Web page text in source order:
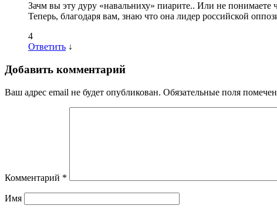
Зачм вы эту дуру «навальниху» пиарите.. Или не понимаете
Теперь, благодаря вам, знаю что она лидер российской
4
Ответить ↓
Добавить комментарий
Ваш адрес email не будет опубликован. Обязательные поля
Комментарий *
Имя